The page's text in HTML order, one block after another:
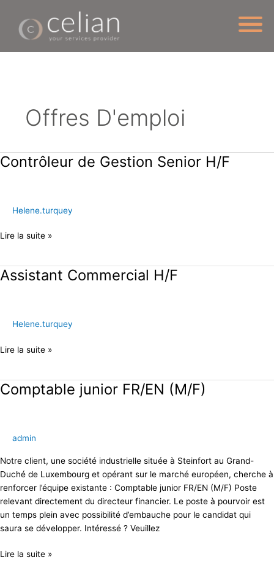
contenu
Offres D'emploi
Contrôleur de Gestion Senior H/F
Helene.turquey
Contrôleur
H/F
Lire la suite »
Assistant Commercial H/F
Helene.turquey
Assistant
Lire la suite »
Comptable junior FR/EN (M/F)
admin
Notre client, une société industrielle située à Steinfort au Grand-
Duché de Luxembourg et opérant sur le marché européen, cherche à
renforcer l’équipe existante : Comptable junior FR/EN (M/F) Poste
relevant directement du directeur financier. Le poste à pourvoir est
un temps plein avec possibilité d’embauche pour le candidat qui
saura se développer. Intéressé ? Veuillez
Comptable
Lire la suite »